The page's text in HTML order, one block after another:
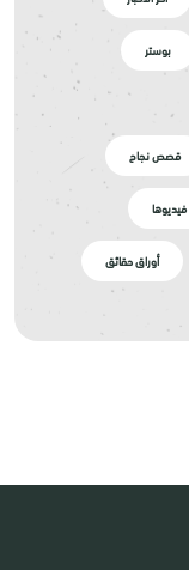
بوستر
قصص نجاح
فيديوها
أوراق حقائق